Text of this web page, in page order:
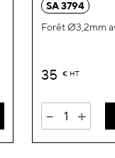
SA 3794
Forêt Ø3,2mm
35 € HT
- +